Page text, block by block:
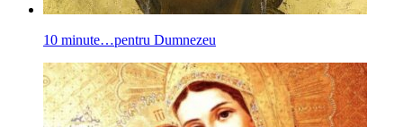
10 minute…pentru Dumnezeu